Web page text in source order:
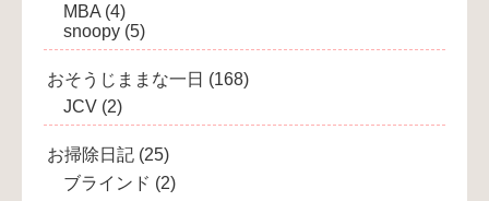
MBA (4)
snoopy (5)
おそうじままな一日 (168)
JCV (2)
お掃除日記 (25)
ブラインド (2)